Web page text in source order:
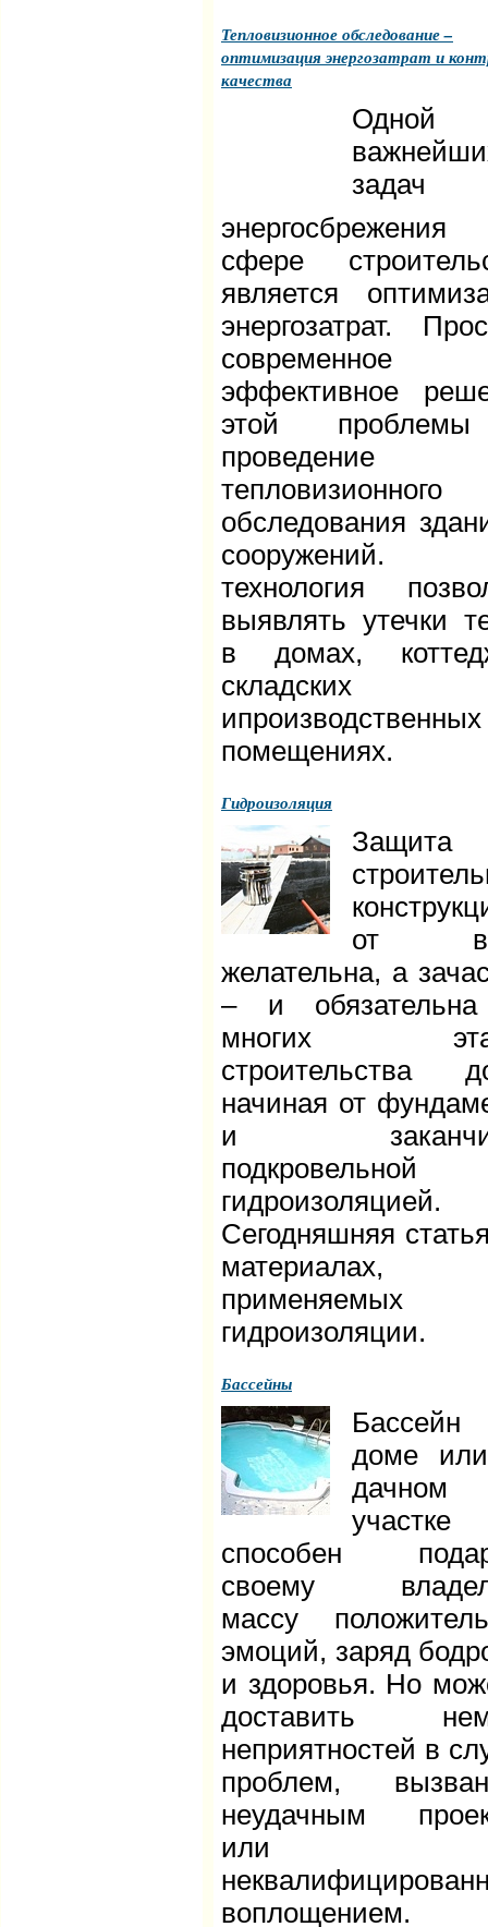
Тепловизионное обследование –
оптимизация энергозатрат и
качества
Одной
задач
сфере
является
энергозатрат.
эффективное
этой
проведение
тепловизионного
обследования
сооружений.
технология
выявлять утечки
в домах,
складских
ипроизводственных
помещениях.
Гидроизоляция
Защита
от
желательна, а
– и
многих
строительства
начиная от
и
подкровельной
гидроизоляцией.
Сегодняшняя
материалах,
применяемых
гидроизоляции.
Бассейны
доме
дачном
участке
способен
своему
массу
эмоций, заряд
и здоровья. Но
доставить
неприятностей в
проблем,
неудачным
или
воплощением.